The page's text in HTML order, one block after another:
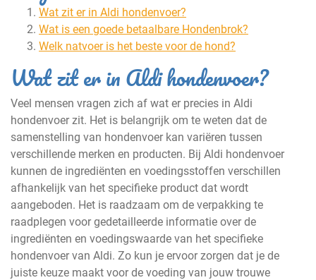
Wat zit er in Aldi hondenvoer?
Wat is een goede betaalbare Hondenbrok?
Welk natvoer is het beste voor de hond?
Wat zit er in Aldi hondenvoer?
Veel mensen vragen zich af wat er precies in Aldi
hondenvoer zit. Het is belangrijk om te weten dat de
samenstelling van hondenvoer kan variëren tussen
verschillende merken en producten. Bij Aldi hondenvoer
kunnen de ingrediënten en voedingsstoffen verschillen
afhankelijk van het specifieke product dat wordt
aangeboden. Het is raadzaam om de verpakking te
raadplegen voor gedetailleerde informatie over de
ingrediënten en voedingswaarde van het specifieke
hondenvoer van Aldi. Zo kun je ervoor zorgen dat je de
juiste keuze maakt voor de voeding van jouw trouwe